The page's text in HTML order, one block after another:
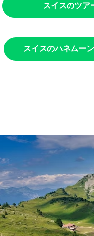
スイスのツア
スイスのハネムー